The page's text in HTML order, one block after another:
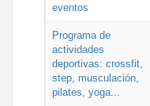
eventos
Programa de
actividades
deportivas: crossfit,
step, musculación,
pilates, yoga...